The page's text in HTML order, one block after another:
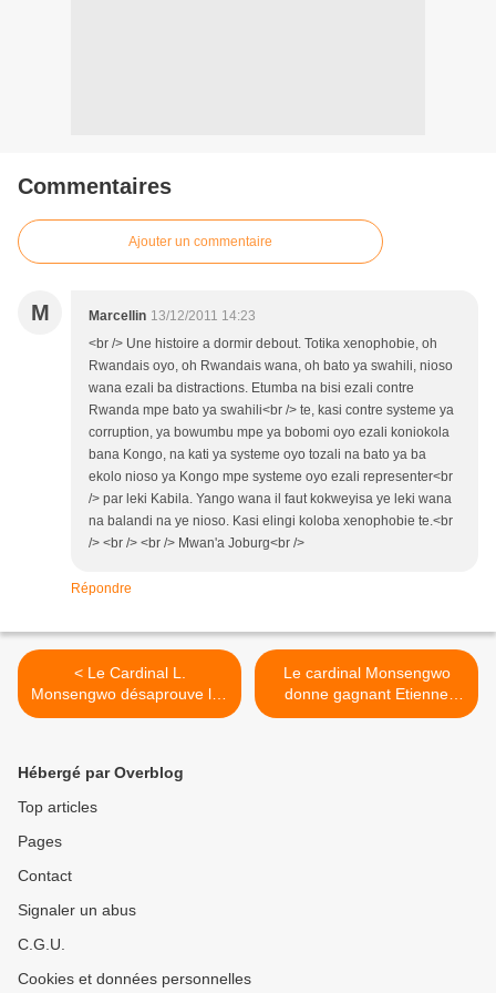
Commentaires
Ajouter un commentaire
M Marcellin 13/12/2011 14:23
<br /> Une histoire a dormir debout. Totika xenophobie, oh
Rwandais oyo, oh Rwandais wana, oh bato ya swahili, nioso
wana ezali ba distractions. Etumba na bisi ezali contre
Rwanda mpe bato ya swahili<br /> te, kasi contre systeme ya
corruption, ya bowumbu mpe ya bobomi oyo ezali koniokola
bana Kongo, na kati ya systeme oyo tozali na bato ya ba
ekolo nioso ya Kongo mpe systeme oyo ezali representer<br
/> par leki Kabila. Yango wana il faut kokweyisa ye leki wana
na balandi na ye nioso. Kasi elingi koloba xenophobie te.<br
/> <br /> <br /> Mwan'a Joburg<br />
Répondre
< Le Cardinal L.
Monsengwo désaprouve les
résultats des élections
Le cardinal Monsengwo
donne gagnant Etienne
Tshisekedi >
Hébergé par Overblog
Top articles
Pages
Contact
Signaler un abus
C.G.U.
Cookies et données personnelles